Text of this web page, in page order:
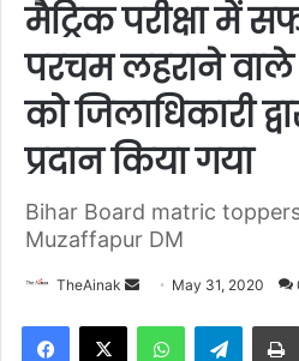
मैट्रिक परीक्षा में
परचम लहराने वाले
को जिलाधिकारी
प्रदान किया गया
Bihar Board matric
Muzaffapur DM
TheAinak May 31, 2020
Telegram